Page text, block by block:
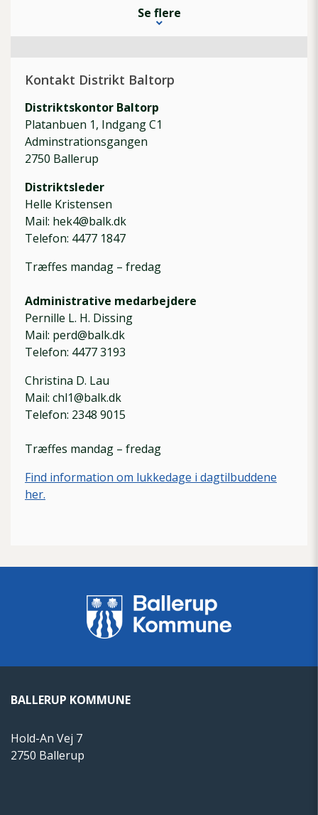
Se flere
Kontakt Distrikt Baltorp
Distriktskontor Baltorp
Platanbuen 1, Indgang C1
Adminstrationsgangen
2750 Ballerup
Distriktsleder
Helle Kristensen
Mail: hek4@balk.dk
Telefon: 4477 1847
Træffes mandag – fredag
Administrative medarbejdere
Pernille L. H. Dissing
Mail: perd@balk.dk
Telefon: 4477 3193
Christina D. Lau
Mail: chl1@balk.dk
Telefon: 2348 9015
Træffes mandag – fredag
Find information om lukkedage i dagtilbuddene
her.
BALLERUP KOMMUNE
Hold-An Vej 7
2750 Ballerup